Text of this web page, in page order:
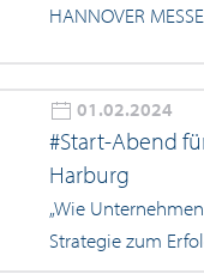
HANNOVER
01.02.2024
#Start-Abend
Harburg
„Wie
Strategie zum